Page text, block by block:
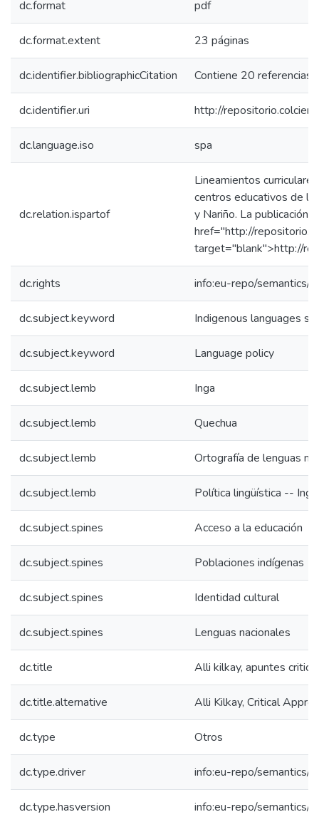
dc.format pdf
dc.format.extent 23 páginas
dc.identifier.bibliographicCitation Contiene 20 referencias
dc.identifier.uri http://
dc.language.iso spa
dc.relation.ispartof
Lineamientos
centros educativos de
y Nariño. La publicación
href="http://
target="blank">http://
dc.rights info:eu-repo/semantics/
dc.subject.keyword Indigenous languages
dc.subject.keyword Language policy
dc.subject.lemb Inga
dc.subject.lemb Quechua
dc.subject.lemb Ortografía de lenguas
dc.subject.lemb Política lingüística -- Inga
dc.subject.spines Acceso a la educación
dc.subject.spines Poblaciones indígenas
dc.subject.spines Identidad cultural
dc.subject.spines Lenguas nacionales
dc.title Alli kilkay, apuntes
dc.title.alternative Alli Kilkay, Critical
dc.type Otros
dc.type.driver info:eu-repo/semantics/
dc.type.hasversion info:eu-repo/semantics/